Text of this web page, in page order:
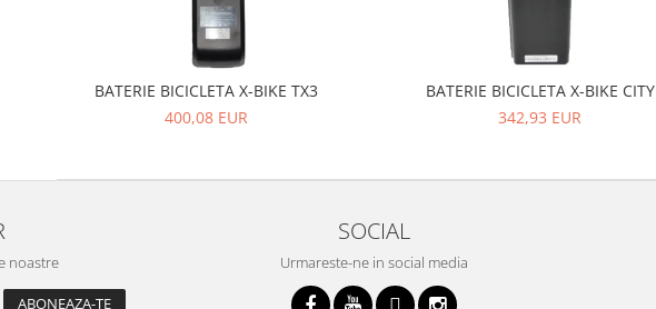
BATERIE BICICLETA X-BIKE TX3
400,08 EUR
BATERIE BICICLETA X-BIKE CITY
342,93 EUR
noastre
SOCIAL
Urmareste-ne in social media